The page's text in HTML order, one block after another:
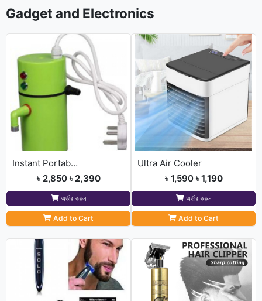
Gadget and Electronics
Instant Portable Hot Water pump
৳ 2,850৳ 2,390
অর্ডার করুন
Add to Cart
Ultra Air Cooler
৳ 1,590৳ 1,190
অর্ডার করুন
Add to Cart